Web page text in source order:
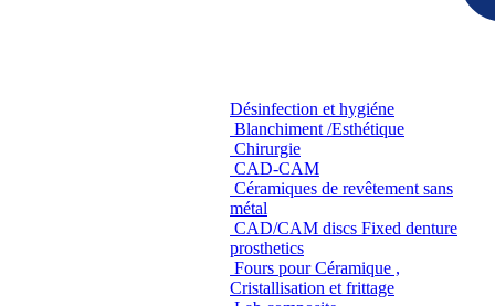
Désinfection et hygiéne
Blanchiment /Esthétique
Chirurgie
CAD-CAM
Céramiques de revêtement sans
métal
CAD/CAM discs Fixed denture
prosthetics
Fours pour Céramique ,
Cristallisation et frittage